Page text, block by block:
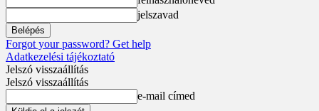
jelszavad
Forgot your password? Get help
Adatkezelési tájékoztató
Jelszó visszaállítás
Jelszó visszaállítás
e-mail címed